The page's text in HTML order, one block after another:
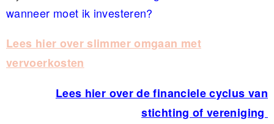
wanneer moet ik investeren?
Lees hier over slimmer omgaan met
vervoerkosten
Lees hier over de financiele cyclus van
stichting of vereniging